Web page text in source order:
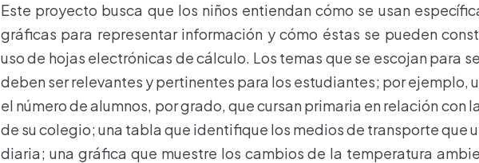
Este proyecto busca que los niños entiendan cómo se usan
gráficas para representar información y cómo éstas se pueden
uso de hojas electrónicas de cálculo. Los temas que se escojan para
deben ser relevantes y pertinentes para los estudiantes; por ejemplo,
el número de alumnos, por grado, que cursan primaria en relación con
de su colegio; una tabla que identifique los medios de transporte que
diaria; una gráfica que muestre los cambios de la temperatura